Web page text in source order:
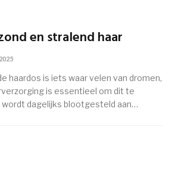
en stralend haar
haardos is iets waar velen van dromen,
is essentieel om dit te
wordt dagelijks blootgesteld aan…